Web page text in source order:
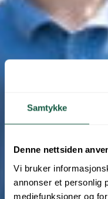
Samtykke
Denne nettsiden
Vi bruker
annonser et personlig
mediefunksjoner og